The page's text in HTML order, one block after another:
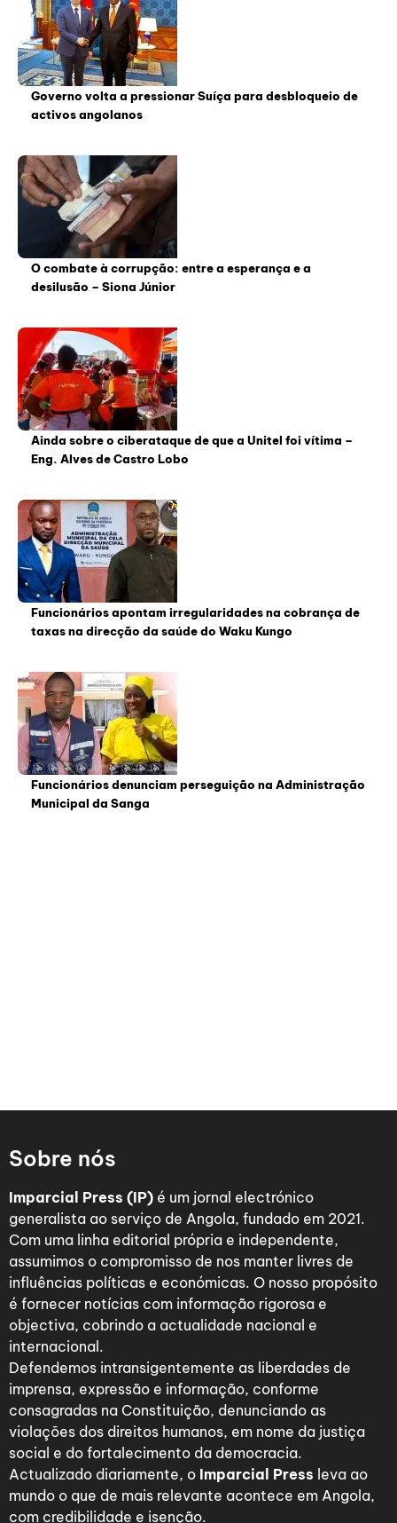
Governo volta a pressionar Suíça para desbloqueio de
activos angolanos
O combate à corrupção: entre a esperança e a
desilusão – Siona Júnior
Ainda sobre o ciberataque de que a Unitel foi vítima –
Eng. Alves de Castro Lobo
Funcionários apontam irregularidades na cobrança de
taxas na direcção da saúde do Waku Kungo
Funcionários denunciam perseguição na Administração
Municipal da Sanga
Sobre nós
Imparcial Press (IP) é um jornal electrónico
generalista ao serviço de Angola, fundado em 2021.
Com uma linha editorial própria e independente,
assumimos o compromisso de nos manter livres de
influências políticas e económicas. O nosso propósito
é fornecer notícias com informação rigorosa e
objectiva, cobrindo a actualidade nacional e
internacional.
Defendemos intransigentemente as liberdades de
imprensa, expressão e informação, conforme
consagradas na Constituição, denunciando as
violações dos direitos humanos, em nome da justiça
social e do fortalecimento da democracia.
Actualizado diariamente, o Imparcial Press leva ao
mundo o que de mais relevante acontece em Angola,
com credibilidade e isenção.